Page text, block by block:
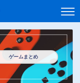
ゲームまとめ